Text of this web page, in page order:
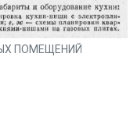
ПОМЕЩЕНИЙ